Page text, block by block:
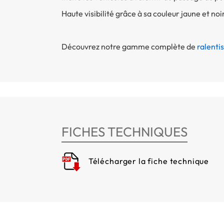
Haute visibilité grâce à sa couleur jaune et
Découvrez notre gamme complète de
FICHES TECHNIQUES
Télécharger la fiche technique